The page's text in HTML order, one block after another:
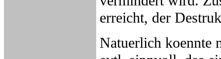
erreicht, der
Natuerlich koennte